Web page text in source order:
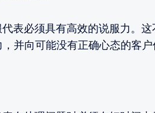
必须具有高效的说服力。这
并向可能没有正确心态的客户